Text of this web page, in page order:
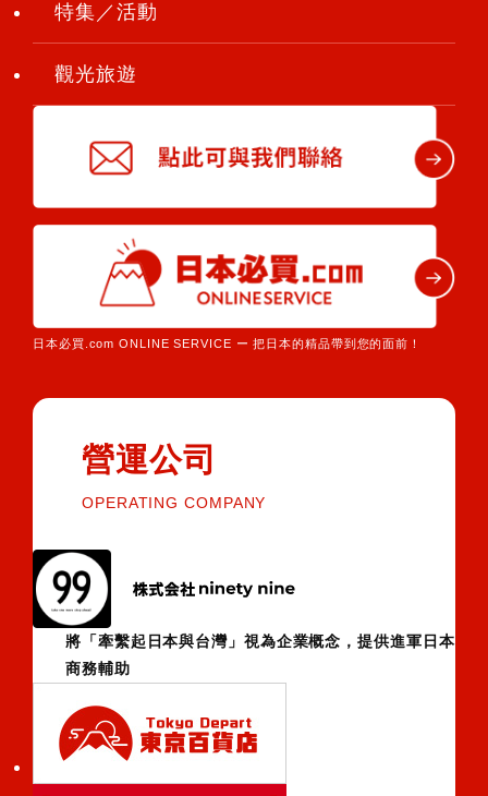
特集／活動
觀光旅遊
日本必買.com ONLINE SERVICE ー 把日本的精品帶到您的面前！
營運公司
OPERATING COMPANY
將「牽繫起日本與台灣」視為企業概念，提供進軍日本
商務輔助